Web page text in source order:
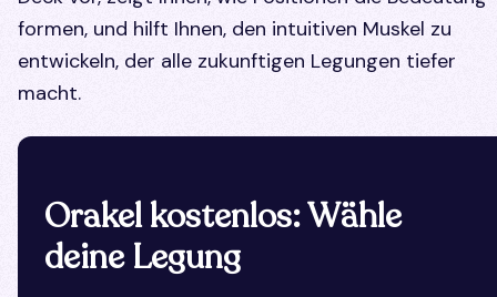
formen, und hilft Ihnen, den intuitiven Muskel zu
entwickeln, der alle zukunftigen Legungen tiefer
macht.
Orakel kostenlos: Wähle
deine Legung